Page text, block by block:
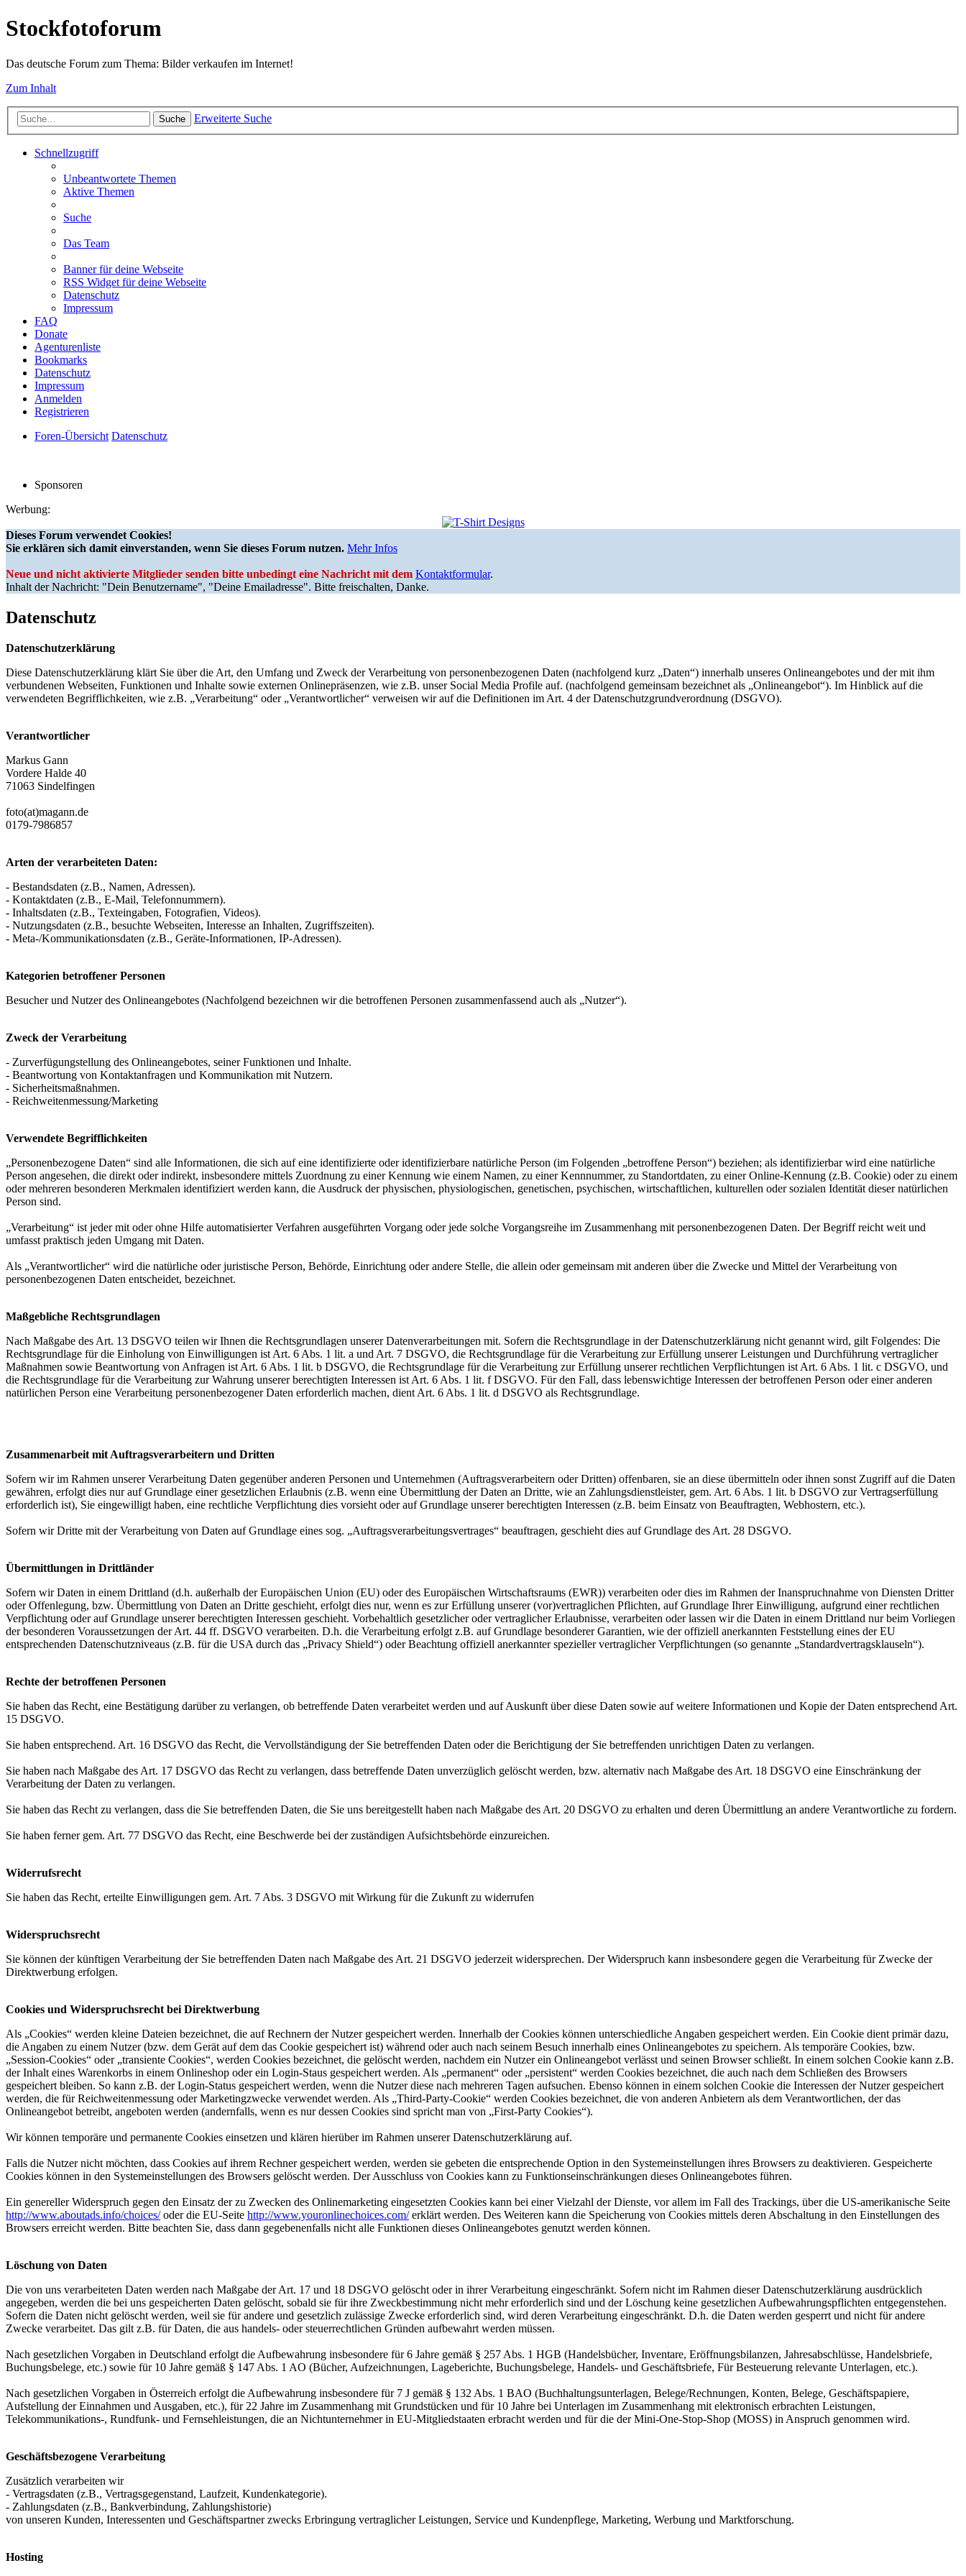
Stockfotoforum
Das deutsche Forum zum Thema: Bilder verkaufen im Internet!
Zum Inhalt
Suche Erweiterte Suche
Schnellzugriff
Unbeantwortete Themen
Aktive Themen
Suche
Das Team
Banner für deine Webseite
RSS Widget für deine Webseite
Datenschutz
Impressum
FAQ
Donate
Agenturenliste
Bookmarks
Datenschutz
Impressum
Anmelden
Registrieren
Foren-Übersicht Datenschutz
Sponsoren
Werbung:
Dieses Forum verwendet Cookies!
Sie erklären sich damit einverstanden, wenn Sie dieses Forum nutzen. Mehr Infos
Neue und nicht aktivierte Mitglieder senden bitte unbedingt eine Nachricht mit dem Kontaktformular.
Inhalt der Nachricht: "Dein Benutzername", "Deine Emailadresse". Bitte freischalten, Danke.
Datenschutz
Datenschutzerklärung
Diese Datenschutzerklärung klärt Sie über die Art, den Umfang und Zweck der Verarbeitung von personenbezogenen Daten (nachfolgend kurz „Daten“) innerhalb unseres Onlineangebotes und der mit ihm
verbundenen Webseiten, Funktionen und Inhalte sowie externen Onlinepräsenzen, wie z.B. unser Social Media Profile auf. (nachfolgend gemeinsam bezeichnet als „Onlineangebot“). Im Hinblick auf die
verwendeten Begrifflichkeiten, wie z.B. „Verarbeitung“ oder „Verantwortlicher“ verweisen wir auf die Definitionen im Art. 4 der Datenschutzgrundverordnung (DSGVO).
Verantwortlicher
Markus Gann
Vordere Halde 40
71063 Sindelfingen
foto(at)magann.de
0179-7986857
Arten der verarbeiteten Daten:
- Bestandsdaten (z.B., Namen, Adressen).
- Kontaktdaten (z.B., E-Mail, Telefonnummern).
- Inhaltsdaten (z.B., Texteingaben, Fotografien, Videos).
- Nutzungsdaten (z.B., besuchte Webseiten, Interesse an Inhalten, Zugriffszeiten).
- Meta-/Kommunikationsdaten (z.B., Geräte-Informationen, IP-Adressen).
Kategorien betroffener Personen
Besucher und Nutzer des Onlineangebotes (Nachfolgend bezeichnen wir die betroffenen Personen zusammenfassend auch als „Nutzer“).
Zweck der Verarbeitung
- Zurverfügungstellung des Onlineangebotes, seiner Funktionen und Inhalte.
- Beantwortung von Kontaktanfragen und Kommunikation mit Nutzern.
- Sicherheitsmaßnahmen.
- Reichweitenmessung/Marketing
Verwendete Begrifflichkeiten
„Personenbezogene Daten“ sind alle Informationen, die sich auf eine identifizierte oder identifizierbare natürliche Person (im Folgenden „betroffene Person“) beziehen; als identifizierbar wird eine natürliche
Person angesehen, die direkt oder indirekt, insbesondere mittels Zuordnung zu einer Kennung wie einem Namen, zu einer Kennnummer, zu Standortdaten, zu einer Online-Kennung (z.B. Cookie) oder zu einem
oder mehreren besonderen Merkmalen identifiziert werden kann, die Ausdruck der physischen, physiologischen, genetischen, psychischen, wirtschaftlichen, kulturellen oder sozialen Identität dieser natürlichen
Person sind.
„Verarbeitung“ ist jeder mit oder ohne Hilfe automatisierter Verfahren ausgeführten Vorgang oder jede solche Vorgangsreihe im Zusammenhang mit personenbezogenen Daten. Der Begriff reicht weit und
umfasst praktisch jeden Umgang mit Daten.
Als „Verantwortlicher“ wird die natürliche oder juristische Person, Behörde, Einrichtung oder andere Stelle, die allein oder gemeinsam mit anderen über die Zwecke und Mittel der Verarbeitung von
personenbezogenen Daten entscheidet, bezeichnet.
Maßgebliche Rechtsgrundlagen
Nach Maßgabe des Art. 13 DSGVO teilen wir Ihnen die Rechtsgrundlagen unserer Datenverarbeitungen mit. Sofern die Rechtsgrundlage in der Datenschutzerklärung nicht genannt wird, gilt Folgendes: Die
Rechtsgrundlage für die Einholung von Einwilligungen ist Art. 6 Abs. 1 lit. a und Art. 7 DSGVO, die Rechtsgrundlage für die Verarbeitung zur Erfüllung unserer Leistungen und Durchführung vertraglicher
Maßnahmen sowie Beantwortung von Anfragen ist Art. 6 Abs. 1 lit. b DSGVO, die Rechtsgrundlage für die Verarbeitung zur Erfüllung unserer rechtlichen Verpflichtungen ist Art. 6 Abs. 1 lit. c DSGVO, und
die Rechtsgrundlage für die Verarbeitung zur Wahrung unserer berechtigten Interessen ist Art. 6 Abs. 1 lit. f DSGVO. Für den Fall, dass lebenswichtige Interessen der betroffenen Person oder einer anderen
natürlichen Person eine Verarbeitung personenbezogener Daten erforderlich machen, dient Art. 6 Abs. 1 lit. d DSGVO als Rechtsgrundlage.
Zusammenarbeit mit Auftragsverarbeitern und Dritten
Sofern wir im Rahmen unserer Verarbeitung Daten gegenüber anderen Personen und Unternehmen (Auftragsverarbeitern oder Dritten) offenbaren, sie an diese übermitteln oder ihnen sonst Zugriff auf die Daten
gewähren, erfolgt dies nur auf Grundlage einer gesetzlichen Erlaubnis (z.B. wenn eine Übermittlung der Daten an Dritte, wie an Zahlungsdienstleister, gem. Art. 6 Abs. 1 lit. b DSGVO zur Vertragserfüllung
erforderlich ist), Sie eingewilligt haben, eine rechtliche Verpflichtung dies vorsieht oder auf Grundlage unserer berechtigten Interessen (z.B. beim Einsatz von Beauftragten, Webhostern, etc.).
Sofern wir Dritte mit der Verarbeitung von Daten auf Grundlage eines sog. „Auftragsverarbeitungsvertrages“ beauftragen, geschieht dies auf Grundlage des Art. 28 DSGVO.
Übermittlungen in Drittländer
Sofern wir Daten in einem Drittland (d.h. außerhalb der Europäischen Union (EU) oder des Europäischen Wirtschaftsraums (EWR)) verarbeiten oder dies im Rahmen der Inanspruchnahme von Diensten Dritter
oder Offenlegung, bzw. Übermittlung von Daten an Dritte geschieht, erfolgt dies nur, wenn es zur Erfüllung unserer (vor)vertraglichen Pflichten, auf Grundlage Ihrer Einwilligung, aufgrund einer rechtlichen
Verpflichtung oder auf Grundlage unserer berechtigten Interessen geschieht. Vorbehaltlich gesetzlicher oder vertraglicher Erlaubnisse, verarbeiten oder lassen wir die Daten in einem Drittland nur beim Vorliegen
der besonderen Voraussetzungen der Art. 44 ff. DSGVO verarbeiten. D.h. die Verarbeitung erfolgt z.B. auf Grundlage besonderer Garantien, wie der offiziell anerkannten Feststellung eines der EU
entsprechenden Datenschutzniveaus (z.B. für die USA durch das „Privacy Shield“) oder Beachtung offiziell anerkannter spezieller vertraglicher Verpflichtungen (so genannte „Standardvertragsklauseln“).
Rechte der betroffenen Personen
Sie haben das Recht, eine Bestätigung darüber zu verlangen, ob betreffende Daten verarbeitet werden und auf Auskunft über diese Daten sowie auf weitere Informationen und Kopie der Daten entsprechend Art.
15 DSGVO.
Sie haben entsprechend. Art. 16 DSGVO das Recht, die Vervollständigung der Sie betreffenden Daten oder die Berichtigung der Sie betreffenden unrichtigen Daten zu verlangen.
Sie haben nach Maßgabe des Art. 17 DSGVO das Recht zu verlangen, dass betreffende Daten unverzüglich gelöscht werden, bzw. alternativ nach Maßgabe des Art. 18 DSGVO eine Einschränkung der
Verarbeitung der Daten zu verlangen.
Sie haben das Recht zu verlangen, dass die Sie betreffenden Daten, die Sie uns bereitgestellt haben nach Maßgabe des Art. 20 DSGVO zu erhalten und deren Übermittlung an andere Verantwortliche zu fordern.
Sie haben ferner gem. Art. 77 DSGVO das Recht, eine Beschwerde bei der zuständigen Aufsichtsbehörde einzureichen.
Widerrufsrecht
Sie haben das Recht, erteilte Einwilligungen gem. Art. 7 Abs. 3 DSGVO mit Wirkung für die Zukunft zu widerrufen
Widerspruchsrecht
Sie können der künftigen Verarbeitung der Sie betreffenden Daten nach Maßgabe des Art. 21 DSGVO jederzeit widersprechen. Der Widerspruch kann insbesondere gegen die Verarbeitung für Zwecke der
Direktwerbung erfolgen.
Cookies und Widerspruchsrecht bei Direktwerbung
Als „Cookies“ werden kleine Dateien bezeichnet, die auf Rechnern der Nutzer gespeichert werden. Innerhalb der Cookies können unterschiedliche Angaben gespeichert werden. Ein Cookie dient primär dazu,
die Angaben zu einem Nutzer (bzw. dem Gerät auf dem das Cookie gespeichert ist) während oder auch nach seinem Besuch innerhalb eines Onlineangebotes zu speichern. Als temporäre Cookies, bzw.
„Session-Cookies“ oder „transiente Cookies“, werden Cookies bezeichnet, die gelöscht werden, nachdem ein Nutzer ein Onlineangebot verlässt und seinen Browser schließt. In einem solchen Cookie kann z.B.
der Inhalt eines Warenkorbs in einem Onlineshop oder ein Login-Staus gespeichert werden. Als „permanent“ oder „persistent“ werden Cookies bezeichnet, die auch nach dem Schließen des Browsers
gespeichert bleiben. So kann z.B. der Login-Status gespeichert werden, wenn die Nutzer diese nach mehreren Tagen aufsuchen. Ebenso können in einem solchen Cookie die Interessen der Nutzer gespeichert
werden, die für Reichweitenmessung oder Marketingzwecke verwendet werden. Als „Third-Party-Cookie“ werden Cookies bezeichnet, die von anderen Anbietern als dem Verantwortlichen, der das
Onlineangebot betreibt, angeboten werden (andernfalls, wenn es nur dessen Cookies sind spricht man von „First-Party Cookies“).
Wir können temporäre und permanente Cookies einsetzen und klären hierüber im Rahmen unserer Datenschutzerklärung auf.
Falls die Nutzer nicht möchten, dass Cookies auf ihrem Rechner gespeichert werden, werden sie gebeten die entsprechende Option in den Systemeinstellungen ihres Browsers zu deaktivieren. Gespeicherte
Cookies können in den Systemeinstellungen des Browsers gelöscht werden. Der Ausschluss von Cookies kann zu Funktionseinschränkungen dieses Onlineangebotes führen.
Ein genereller Widerspruch gegen den Einsatz der zu Zwecken des Onlinemarketing eingesetzten Cookies kann bei einer Vielzahl der Dienste, vor allem im Fall des Trackings, über die US-amerikanische Seite
http://www.aboutads.info/choices/oder die EU-Seite http://www.youronlinechoices.com/erklärt werden. Des Weiteren kann die Speicherung von Cookies mittels deren Abschaltung in den Einstellungen des
Browsers erreicht werden. Bitte beachten Sie, dass dann gegebenenfalls nicht alle Funktionen dieses Onlineangebotes genutzt werden können.
Löschung von Daten
Die von uns verarbeiteten Daten werden nach Maßgabe der Art. 17 und 18 DSGVO gelöscht oder in ihrer Verarbeitung eingeschränkt. Sofern nicht im Rahmen dieser Datenschutzerklärung ausdrücklich
angegeben, werden die bei uns gespeicherten Daten gelöscht, sobald sie für ihre Zweckbestimmung nicht mehr erforderlich sind und der Löschung keine gesetzlichen Aufbewahrungspflichten entgegenstehen.
Sofern die Daten nicht gelöscht werden, weil sie für andere und gesetzlich zulässige Zwecke erforderlich sind, wird deren Verarbeitung eingeschränkt. D.h. die Daten werden gesperrt und nicht für andere
Zwecke verarbeitet. Das gilt z.B. für Daten, die aus handels- oder steuerrechtlichen Gründen aufbewahrt werden müssen.
Nach gesetzlichen Vorgaben in Deutschland erfolgt die Aufbewahrung insbesondere für 6 Jahre gemäß § 257 Abs. 1 HGB (Handelsbücher, Inventare, Eröffnungsbilanzen, Jahresabschlüsse, Handelsbriefe,
Buchungsbelege, etc.) sowie für 10 Jahre gemäß § 147 Abs. 1 AO (Bücher, Aufzeichnungen, Lageberichte, Buchungsbelege, Handels- und Geschäftsbriefe, Für Besteuerung relevante Unterlagen, etc.).
Nach gesetzlichen Vorgaben in Österreich erfolgt die Aufbewahrung insbesondere für 7 J gemäß § 132 Abs. 1 BAO (Buchhaltungsunterlagen, Belege/Rechnungen, Konten, Belege, Geschäftspapiere,
Aufstellung der Einnahmen und Ausgaben, etc.), für 22 Jahre im Zusammenhang mit Grundstücken und für 10 Jahre bei Unterlagen im Zusammenhang mit elektronisch erbrachten Leistungen,
Telekommunikations-, Rundfunk- und Fernsehleistungen, die an Nichtunternehmer in EU-Mitgliedstaaten erbracht werden und für die der Mini-One-Stop-Shop (MOSS) in Anspruch genommen wird.
Geschäftsbezogene Verarbeitung
Zusätzlich verarbeiten wir
- Vertragsdaten (z.B., Vertragsgegenstand, Laufzeit, Kundenkategorie).
- Zahlungsdaten (z.B., Bankverbindung, Zahlungshistorie)
von unseren Kunden, Interessenten und Geschäftspartner zwecks Erbringung vertraglicher Leistungen, Service und Kundenpflege, Marketing, Werbung und Marktforschung.
Hosting